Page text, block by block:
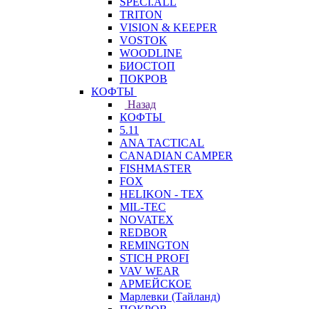
TRITON
VISION & KEEPER
VOSTOK
WOODLINE
БИОСТОП
ПОКРОВ
КОФТЫ
Назад
КОФТЫ
5.11
ANA TACTICAL
CANADIAN CAMPER
FISHMASTER
FOX
HELIKON - TEX
MIL-TEC
NOVATEX
REDBOR
REMINGTON
STICH PROFI
VAV WEAR
АРМЕЙСКОЕ
Марлевки (Тайланд)